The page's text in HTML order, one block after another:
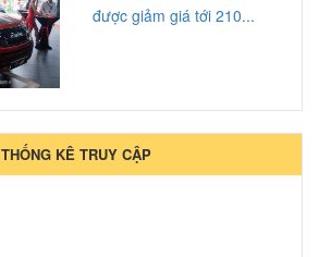
được giảm giá tới 210...
THỐNG KÊ TRUY CẬP